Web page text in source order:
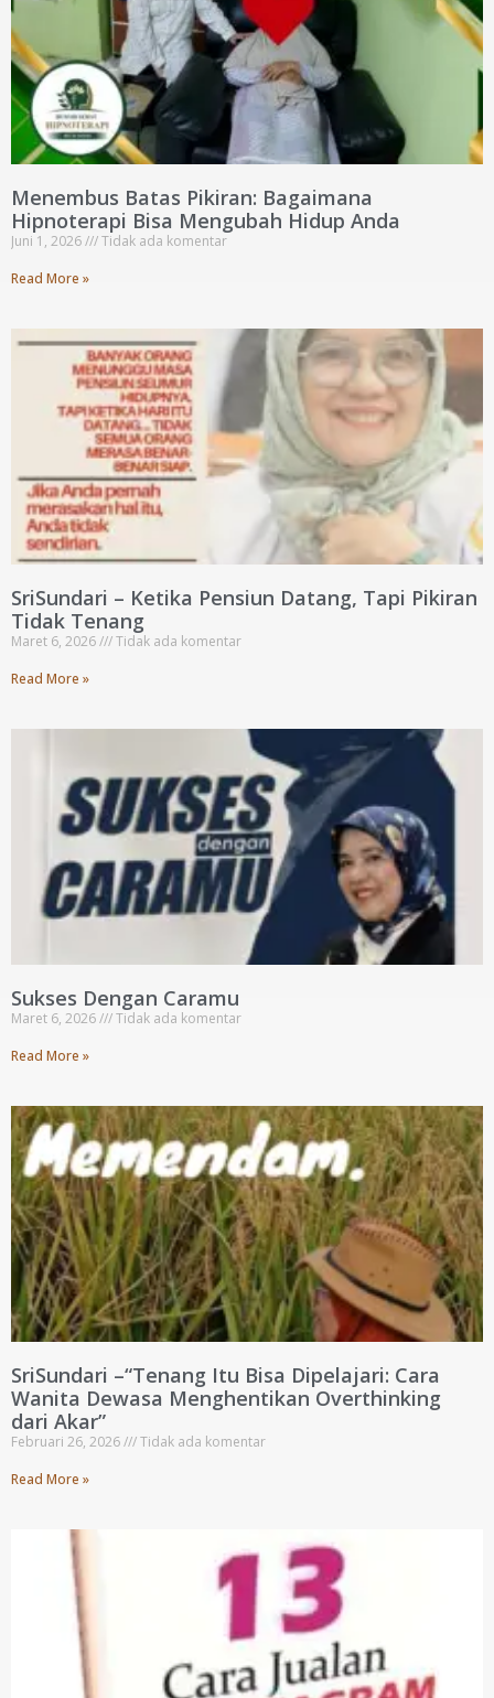
Menembus Batas Pikiran: Bagaimana
Hipnoterapi Bisa Mengubah Hidup Anda
Juni 1, 2026
Tidak ada komentar
Read More »
SriSundari – Ketika Pensiun Datang, Tapi Pikiran
Tidak Tenang
Maret 6, 2026
Tidak ada komentar
Read More »
Sukses Dengan Caramu
Maret 6, 2026
Tidak ada komentar
Read More »
SriSundari –“Tenang Itu Bisa Dipelajari: Cara
Wanita Dewasa Menghentikan Overthinking
dari Akar”
Februari 26, 2026
Tidak ada komentar
Read More »